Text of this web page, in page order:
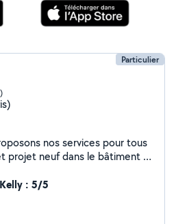
Particulier
nos services pour tous
projet neuf dans le bâtiment et
-Démolition -Cloisons-
-Revêtement de sols et murs
parquet) Plomberie -
: 5/5